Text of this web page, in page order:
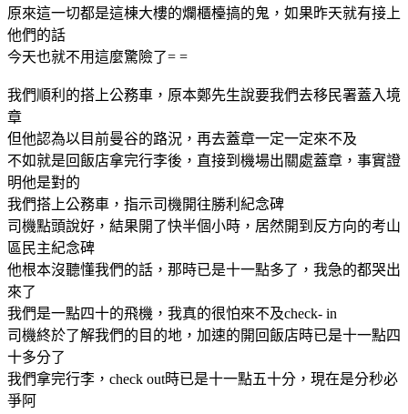
原來這一切都是這棟大樓的爛櫃檯搞的鬼，如果昨天就有接上
他們的話
今天也就不用這麼驚險了= =
我們順利的搭上公務車，原本鄭先生說要我們去移民署蓋入境
章
但他認為以目前曼谷的路況，再去蓋章一定一定來不及
不如就是回飯店拿完行李後，直接到機場出關處蓋章，事實證
明他是對的
我們搭上公務車，指示司機開往勝利紀念碑
司機點頭說好，結果開了快半個小時，居然開到反方向的考山
區民主紀念碑
他根本沒聽懂我們的話，那時已是十一點多了，我急的都哭出
來了
我們是一點四十的飛機，我真的很怕來不及check- in
司機終於了解我們的目的地，加速的開回飯店時已是十一點四
十多分了
我們拿完行李，check out時已是十一點五十分，現在是分秒必
爭阿